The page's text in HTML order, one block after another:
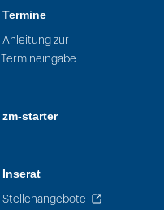
Termine
Anleitung zur
Termineingabe
zm-starter
Inserat
Stellenangebote